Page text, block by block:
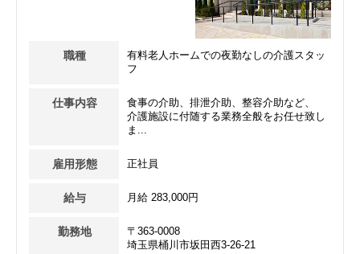
職種
有料老人ホームでの夜勤なしの介護スタッ
フ
仕事内容
食事の介助、排泄介助、整容介助など、
介護施設に付随する業務全般をお任せ致し
ま...
雇用形態 正社員
給与 月給 283,000円
勤務地
〒363-0008
埼玉県桶川市坂田西3-26-21